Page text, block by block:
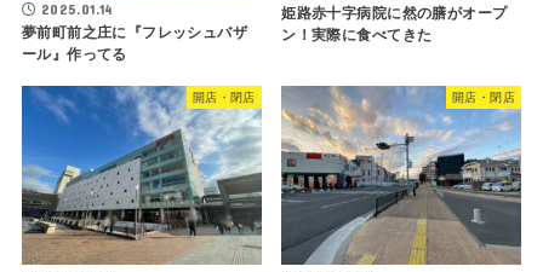
2025.01.14
夢前町前之庄に『フレッシュバザ
ール』作ってる
姫路赤十字病院に然の膳がオープ
ン！実際に食べてきた
開店・閉店 開店・閉店